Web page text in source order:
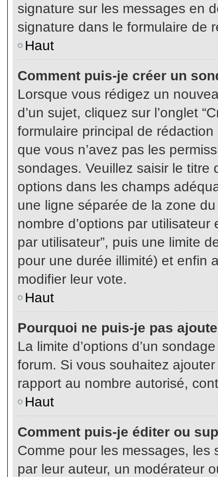
signature sur les messages en
signature dans le formulaire de
Haut
Comment puis-je créer un
Lorsque vous rédigez un
d’un sujet, cliquez sur l’onglet
formulaire principal de
que vous n’avez pas les
sondages. Veuillez saisir le
options dans les champs
une ligne séparée de la zone
nombre d’options par
par utilisateur”, puis une limite
pour une durée illimité) et enfin
modifier leur vote.
Haut
Pourquoi ne puis-je pas
La limite d’options d’un
forum. Si vous souhaitez
rapport au nombre autorisé,
Haut
Comment puis-je éditer ou
Comme pour les messages,
par leur auteur, un modérateur